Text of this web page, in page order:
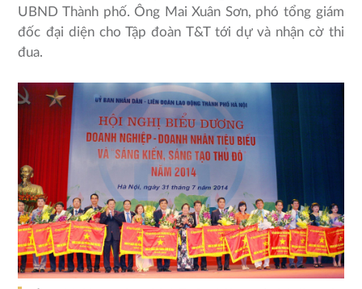
UBND Thành phố. Ông Mai Xuân Sơn, phó tổng giám
đốc đại diện cho Tập đoàn T&T tới dự và nhận cờ thi
đua.